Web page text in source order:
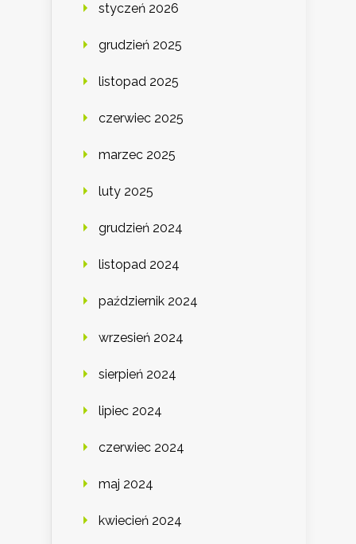
styczeń 2026
grudzień 2025
listopad 2025
czerwiec 2025
marzec 2025
luty 2025
grudzień 2024
listopad 2024
październik 2024
wrzesień 2024
sierpień 2024
lipiec 2024
czerwiec 2024
maj 2024
kwiecień 2024